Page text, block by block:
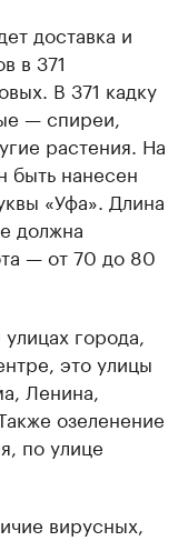
доставка и
в 371
В 371 кадку
— спиреи,
растения. На
быть нанесен
«Уфа». Длина
должна
— от 70 до 80
города,
это улицы
Ленина,
озеленение
по улице
вирусных,